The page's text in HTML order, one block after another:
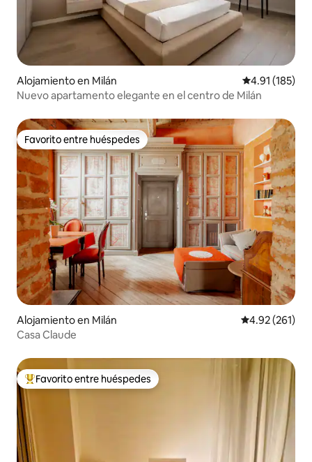
Alojamiento en Milán Calificación
4.91 (185)
Nuevo apartamento elegante en el centro de Milán
Favorito entre huéspedes
Favorito entre huéspedes
Alojamiento en Milán Calificación
4.92 (261)
Casa Claude
Favorito entre huéspedes preferido
Favorito entre huéspedes